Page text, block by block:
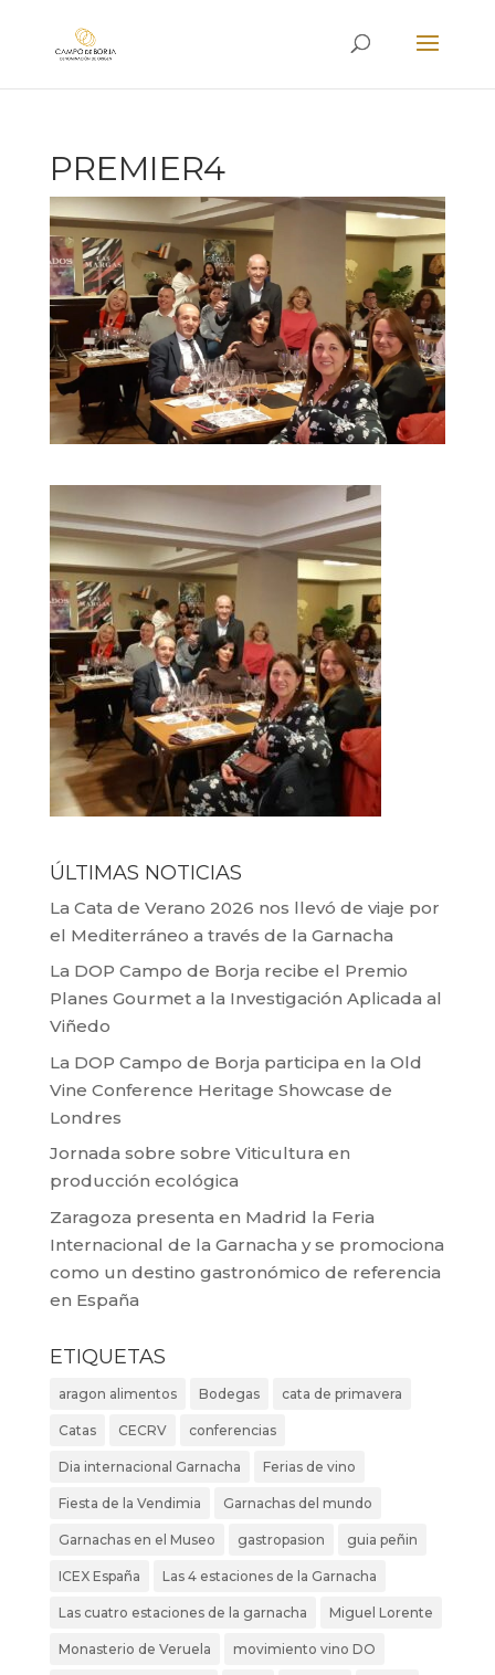
PREMIER4
ÚLTIMAS NOTICIAS
La Cata de Verano 2026 nos llevó de viaje por
el Mediterráneo a través de la Garnacha
La DOP Campo de Borja recibe el Premio
Planes Gourmet a la Investigación Aplicada al
Viñedo
La DOP Campo de Borja participa en la Old
Vine Conference Heritage Showcase de
Londres
Jornada sobre sobre Viticultura en
producción ecológica
Zaragoza presenta en Madrid la Feria
Internacional de la Garnacha y se promociona
como un destino gastronómico de referencia
en España
ETIQUETAS
aragon alimentos Bodegas cata de primavera
Catas CECRV conferencias
Dia internacional Garnacha Ferias de vino
Fiesta de la Vendimia Garnachas del mundo
Garnachas en el Museo gastropasion guia peñin
ICEX España Las 4 estaciones de la Garnacha
Las cuatro estaciones de la garnacha Miguel Lorente
Monasterio de Veruela movimiento vino DO